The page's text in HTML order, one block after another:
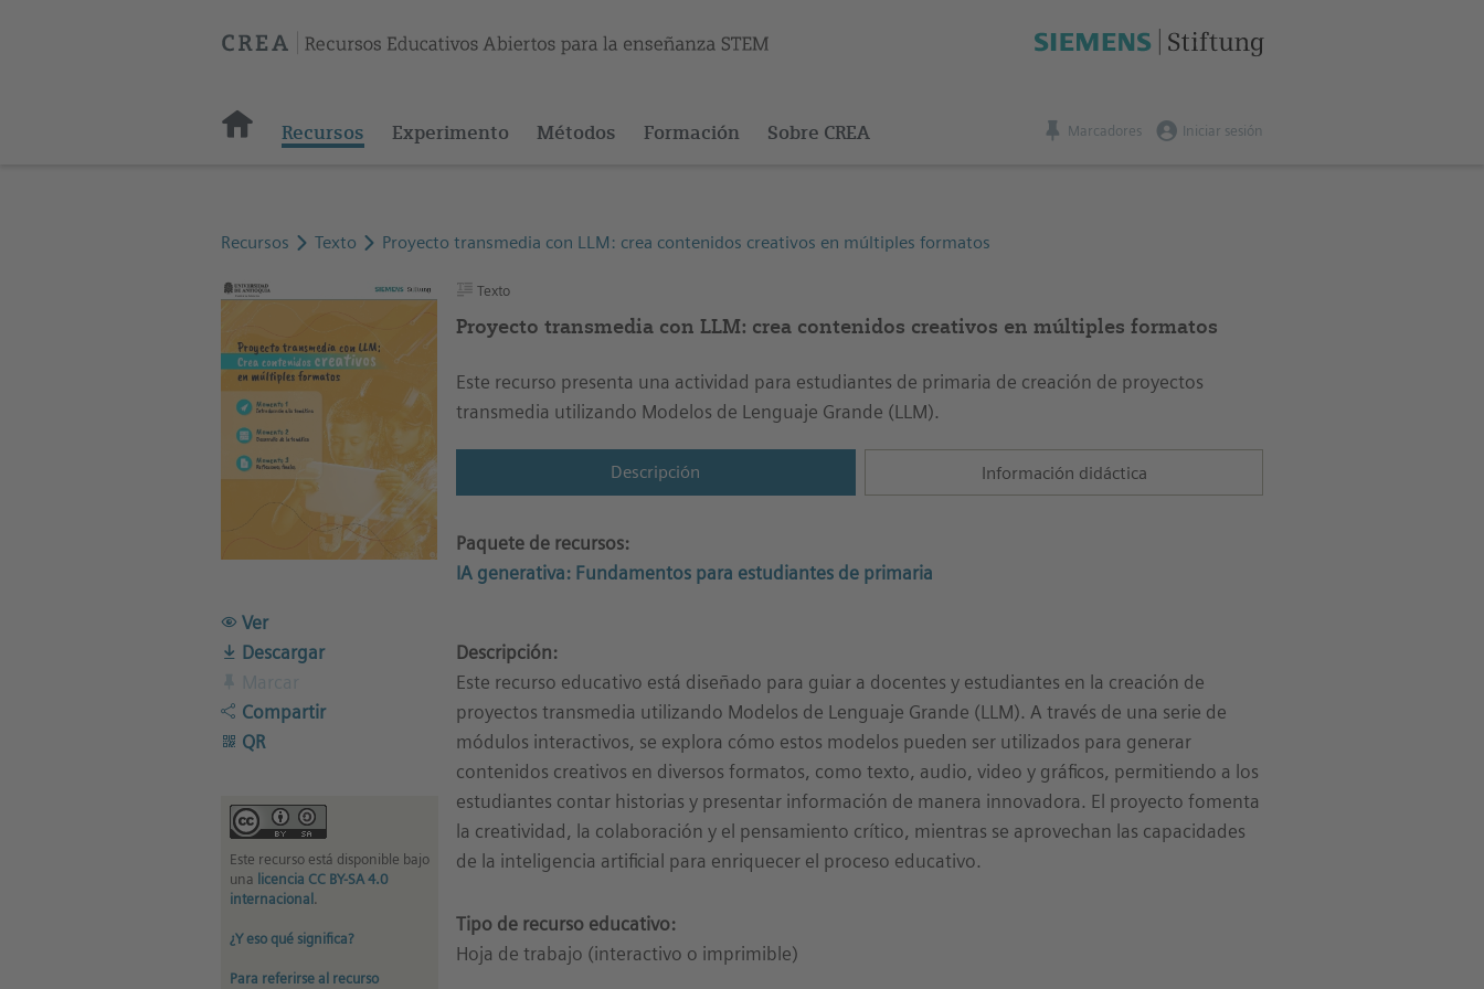
Recursos Experimento Métodos Formación Sobre CREA Marcadores Iniciar sesión
Recursos Texto Proyecto transmedia con LLM: crea contenidos creativos en múltiples formatos
Ver
Descargar
Compartir
QR
Este recurso está disponible bajo
una licencia CC BY-SA 4.0
internacional.
¿Y eso qué significa?
Para referirse al recurso
Texto
Proyecto transmedia con LLM: crea contenidos creativos en múltiples formatos
Este recurso presenta una actividad para estudiantes de primaria de creación de proyectos
transmedia utilizando Modelos de Lenguaje Grande (LLM).
Descripción Información didáctica
Paquete de recursos:
IA generativa: Fundamentos para estudiantes de primaria
Descripción:
Este recurso educativo está diseñado para guiar a docentes y estudiantes en la creación de
proyectos transmedia utilizando Modelos de Lenguaje Grande (LLM). A través de una serie de
módulos interactivos, se explora cómo estos modelos pueden ser utilizados para generar
contenidos creativos en diversos formatos, como texto, audio, video y gráficos, permitiendo a los
estudiantes contar historias y presentar información de manera innovadora. El proyecto fomenta
la creatividad, la colaboración y el pensamiento crítico, mientras se aprovechan las capacidades
de la inteligencia artificial para enriquecer el proceso educativo.
Tipo de recurso educativo:
Hoja de trabajo (interactivo o imprimible)